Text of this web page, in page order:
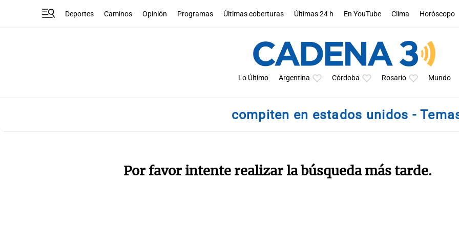
Deportes Caminos Opinión Programas Últimas coberturas Últimas 24 h En YouTube Clima Horóscopo
Lo Último Argentina Córdoba Rosario Mundo
compiten en estados unidos -
Por favor intente realizar la búsqueda más tarde.